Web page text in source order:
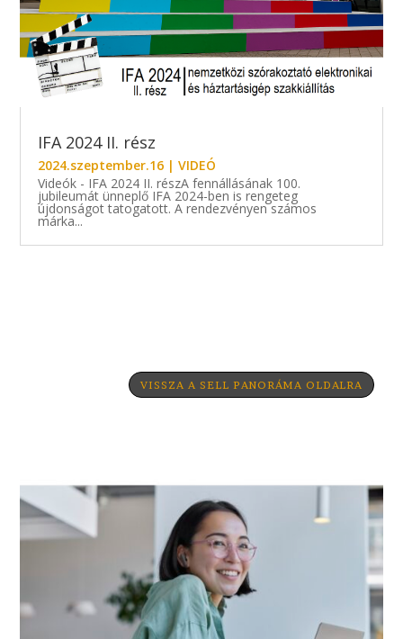
IFA 2024 II. rész
2024.szeptember.16 |VIDEÓ
Videók - IFA 2024 II. részA fennállásának 100.
jubileumát ünneplő IFA 2024-ben is rengeteg
újdonságot tatogatott. A rendezvényen számos
márka...
VISSZA A SELL PANORÁMA OLDALRA